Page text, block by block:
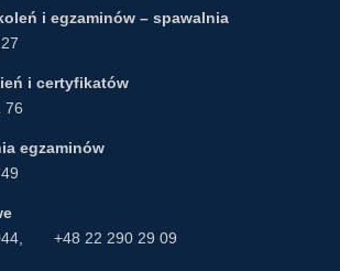
i egzaminów – spawalnia
i certyfikatów
76
egzaminów
, +48 22 290 29 09